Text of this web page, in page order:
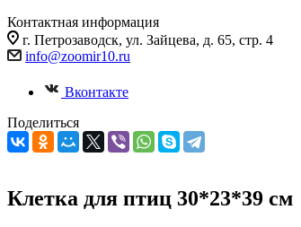
Контактная информация
г. Петрозаводск, ул. Зайцева, д. 65, стр. 4
info@zoomir10.ru
Вконтакте
Поделиться
Клетка для птиц 30*23*39 см